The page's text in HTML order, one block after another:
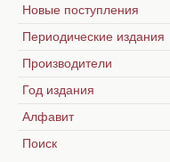
Новые поступления
Периодические издания
Производители
Год издания
Алфавит
Поиск